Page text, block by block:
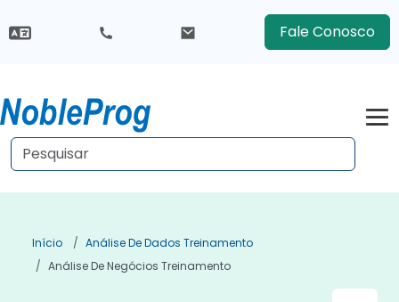
Fale Conosco
Início
Análise De Dados Treinamento
Análise De Negócios Treinamento